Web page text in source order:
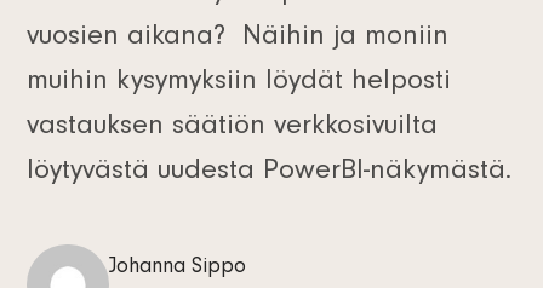
vuosien aikana? Näihin ja moniin
muihin kysymyksiin löydät helposti
vastauksen säätiön verkkosivuilta
löytyvästä uudesta PowerBI-näkymästä.
Johanna Sippo